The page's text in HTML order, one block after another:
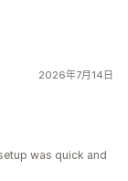
2026年7月14日
was quick and